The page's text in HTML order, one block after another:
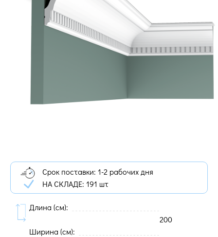
Срок поставки: 1-2 рабочих дня
НА СКЛАДЕ: 191 шт
Длина (cм):
200
Ширина (cм):